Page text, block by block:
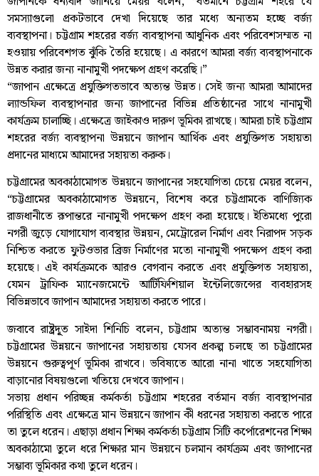
সমস্যাগুলো প্রকটভাবে দেখা দিয়েছে তার মধ্যে অন্যতম হচ্ছে বর্জ্য
ব্যবস্থাপনা। চট্টগ্রাম শহরের বর্জ্য ব্যবস্থাপনা আধুনিক এবং পরিবেশসম্মত না
হওয়ায় পরিবেশগত ঝুঁকি তৈরি হয়েছে। এ কারণে আমরা বর্জ্য ব্যবস্থাপনাকে
উন্নত করার জন্য নানামুখী পদক্ষেপ গ্রহণ করেছি।”
“জাপান এক্ষেত্রে প্রযুক্তিগতভাবে অত্যন্ত উন্নত। সেই জন্য আমরা আমাদের
ল্যান্ডফিল ব্যবস্থাপনার জন্য জাপানের বিভিন্ন প্রতিষ্ঠানের সাথে নানামুখী
কার্যক্রম চালাচ্ছি। এক্ষেত্রে জাইকাও দারুণ ভূমিকা রাখছে। আমরা চাই চট্টগ্রাম
শহরের বর্জ্য ব্যবস্থাপনা উন্নয়নে জাপান আর্থিক এবং প্রযুক্তিগত সহায়তা
প্রদানের মাধ্যমে আমাদের সহায়তা করুক।
চট্টগ্রামের অবকাঠামোগত উন্নয়নে জাপানের সহযোগিতা চেয়ে মেয়র বলেন,
“চট্টগ্রামের অবকাঠামোগত উন্নয়নে, বিশেষ করে চট্টগ্রামকে বাণিজ্যিক
রাজধানীতে রূপান্তরে নানামুখী পদক্ষেপ গ্রহণ করা হয়েছে। ইতিমধ্যে পুরো
নগরী জুড়ে যোগাযোগ ব্যবস্থার উন্নয়ন, মেট্রোরেল নির্মাণ এবং নিরাপদ সড়ক
নিশ্চিত করতে ফুটওভার ব্রিজ নির্মাণের মতো নানামুখী পদক্ষেপ গ্রহণ করা
হয়েছে। এই কার্যক্রমকে আরও বেগবান করতে এবং প্রযুক্তিগত সহায়তা,
যেমন ট্রাফিক ম্যানেজমেন্টে আর্টিফিশিয়াল ইন্টেলিজেন্সের ব্যবহারসহ
বিভিন্নভাবে জাপান আমাদের সহায়তা করতে পারে।
জবাবে রাষ্ট্রদূূত সাইদা শিনিচি বলেন, চট্টগ্রাম অত্যন্ত সম্ভাবনাময় নগরী।
চট্টগ্রামের উন্নয়নে জাপানের সহায়তায় যেসব প্রকল্প চলছে তা চট্টগ্রামের
উন্নয়নে গুরুত্বপূর্ণ ভূমিকা রাখবে। ভবিষ্যতে আরো নানা খাতে সহযোগিতা
বাড়ানোর বিষয়গুলো খতিয়ে দেখবে জাপান।
সভায় প্রধান পরিচ্ছন্ন কর্মকর্তা চট্টগ্রাম শহরের বর্তমান বর্জ্য ব্যবস্থাপনার
পরিস্থিতি এবং এক্ষেত্রে মান উন্নয়নে জাপান কী ধরনের সহায়তা করতে পারে
তা তুলে ধরেন। এছাড়া প্রধান শিক্ষা কর্মকর্তা চট্টগ্রাম সিটি কর্পোরেশনের শিক্ষা
অবকাঠামো তুলে ধরে শিক্ষার মান উন্নয়নে চলমান কার্যক্রম এবং জাপানের
সম্ভাব্য ভূমিকার কথা তুলে ধরেন।